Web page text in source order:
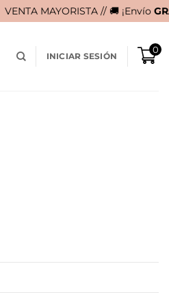
// 🚚 ¡EnvíoGRATISen compras
INICIAR SESIÓN
0